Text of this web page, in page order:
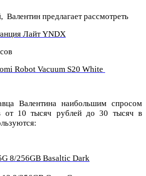
предлагает рассмотреть
Лайт YNDX
Robot Vacuum S20 White
Валентина наибольшим спросом
от 10 тысяч рублей до 30 тысяч в
8/256GB Basaltic Dark